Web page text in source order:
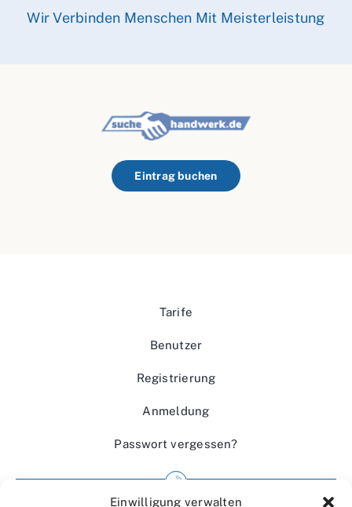
Einwilligung verwalten
Wir Verbinden Menschen Mit Meisterleistung
Eintrag buchen
Tarife
Benutzer
Registrierung
Anmeldung
Passwort vergessen?